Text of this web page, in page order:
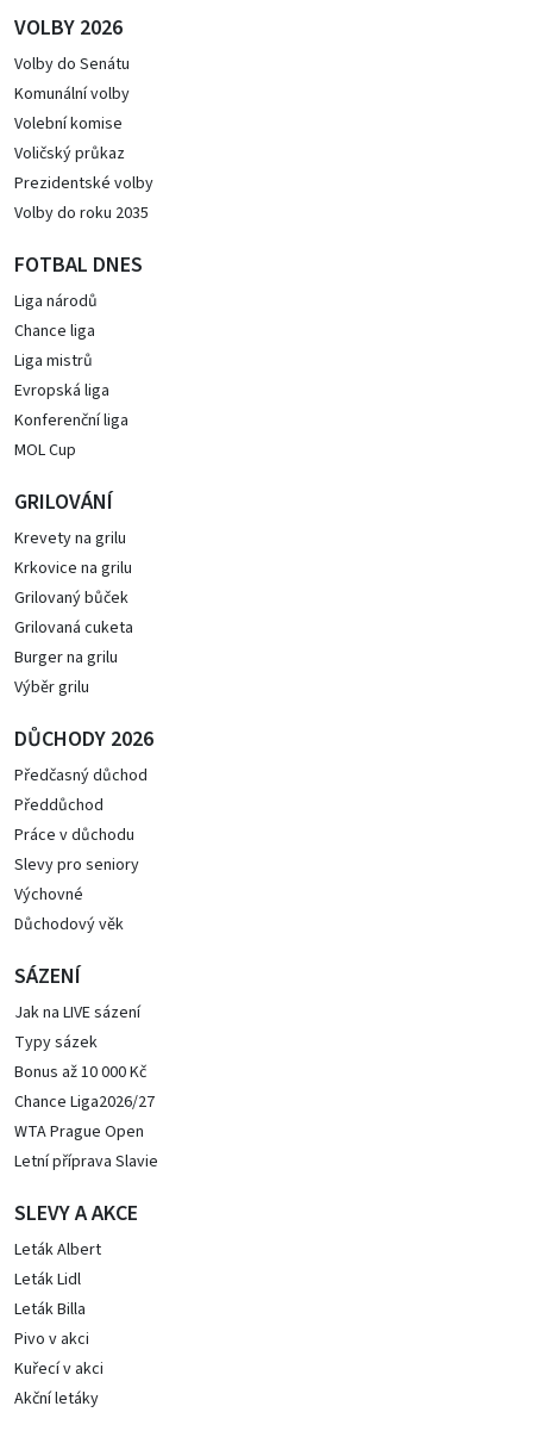
VOLBY 2026
Volby do Senátu
Komunální volby
Volební komise
Voličský průkaz
Prezidentské volby
Volby do roku 2035
FOTBAL DNES
Liga národů
Chance liga
Liga mistrů
Evropská liga
Konferenční liga
MOL Cup
GRILOVÁNÍ
Krevety na grilu
Krkovice na grilu
Grilovaný bůček
Grilovaná cuketa
Burger na grilu
Výběr grilu
DŮCHODY 2026
Předčasný důchod
Předdůchod
Práce v důchodu
Slevy pro seniory
Výchovné
Důchodový věk
SÁZENÍ
Jak na LIVE sázení
Typy sázek
Bonus až 10 000 Kč
Chance Liga2026/27
WTA Prague Open
Letní příprava Slavie
SLEVY A AKCE
Leták Albert
Leták Lidl
Leták Billa
Pivo v akci
Kuřecí v akci
Akční letáky